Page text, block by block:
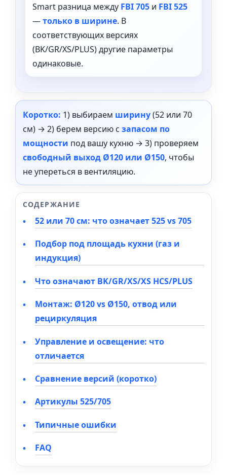
Smart разница между FBI 705 и FBI 525
—только в ширине. В
соответствующих версиях
(BK/GR/XS/PLUS) другие параметры
одинаковые.
Коротко: 1) выбираем ширину(52 или 70
см) → 2) берем версию с запасом по
мощности под вашу кухню → 3) проверяем
свободный выход Ø120 или Ø150, чтобы
не упереться в вентиляцию.
СОДЕРЖАНИЕ
52 или 70 см: что означает 525 vs 705
Подбор под площадь кухни (газ и
индукция)
Что означают BK/GR/XS/XS HCS/PLUS
Монтаж: Ø120 vs Ø150, отвод или
рециркуляция
Управление и освещение: что
отличается
Сравнение версий (коротко)
Артикулы 525/705
Типичные ошибки
FAQ